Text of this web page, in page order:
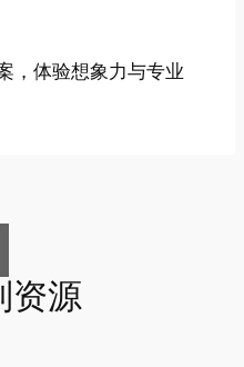
，体验想象力与专业
资源